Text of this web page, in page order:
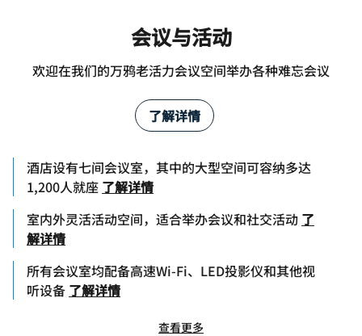
会议与活动
欢迎在我们的万鸦老活力会议空间举办各种难忘会议
了解详情
酒店设有七间会议室，其中的大型空间可容纳多达
1,200人就座 了解详情
室内外灵活活动空间，适合举办会议和社交活动 了
解详情
所有会议室均配备高速Wi-Fi、LED投影仪和其他视
听设备 了解详情
查看更多